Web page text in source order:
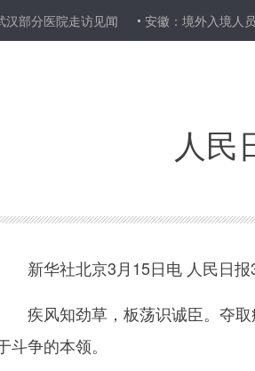
分医院走访见闻 安徽：境外入境人员
人民
新华社北京3月15日电 人民日报
疾风知劲草，板荡识诚臣。夺取
斗争的本领。